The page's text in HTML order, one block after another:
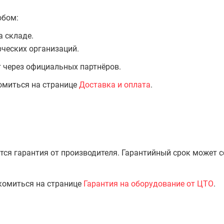
складе.
организаций.
официальных партнёров.
на странице Доставка и оплата.
гарантия от производителя. Гарантийный срок может
на странице Гарантия на оборудование от ЦТО.